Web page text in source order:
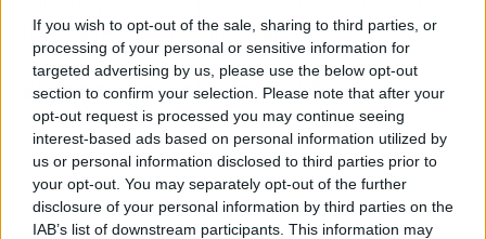
If you wish to opt-out of the sale, sharing to third parties, or
processing of your personal or sensitive information for
targeted advertising by us, please use the below opt-out
section to confirm your selection. Please note that after your
opt-out request is processed you may continue seeing
interest-based ads based on personal information utilized by
us or personal information disclosed to third parties prior to
your opt-out. You may separately opt-out of the further
disclosure of your personal information by third parties on the
IAB’s list of downstream participants. This information may
les va a perseguir unos cuantos días.
El chisme en 3 claves (TL;DR)
👀¿Quiénes son los protagonistas?Virginia Fonseca,
influencer brasileña de 40M de seguidores, y Vinícius Jr,
delantero estrella del Real Madrid.
🔥¿Cuál es el drama? Ella anuncia la ruptura por Instagram